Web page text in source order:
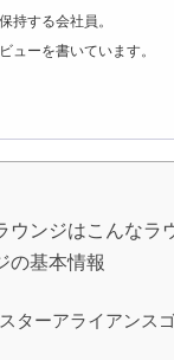
持する会社員。
ューを書いています。
ウンジはこんなラ
の基本情報
ターアライアンスゴ